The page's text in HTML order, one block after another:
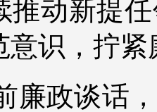
推动新提
意识，拧
廉政谈话